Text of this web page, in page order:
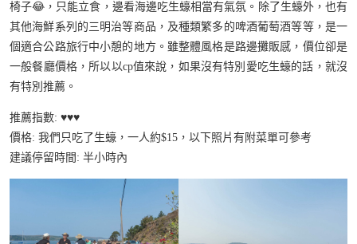
椅子😂，只能立食，邊看海邊吃生蠔相當有氣氛。除了生蠔外，也有
其他海鮮系列的三明治等商品，及種類繁多的啤酒葡萄酒等等，是一
個適合公路旅行中小憩的地方。雖整體風格是路邊攤販感，價位卻是
一般餐廳價格，所以以cp值來說，如果沒有特別愛吃生蠔的話，就沒
有特別推薦。
推薦指數: ♥️♥️♥️
價格: 我們只吃了生蠔，一人約$15，以下照片有附菜單可參考
建議停留時間: 半小時內